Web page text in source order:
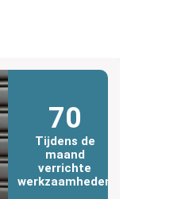
70
Tijdens de
maand
verrichte
werkzaamheden